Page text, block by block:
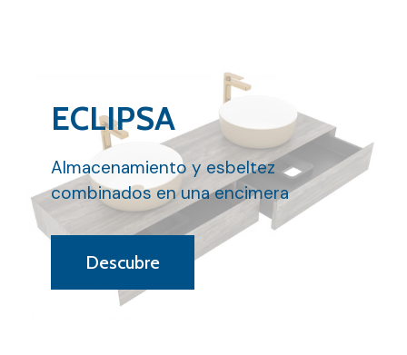
ECLIPSA
Almacenamiento y esbeltez
combinados en una encimera
Descubre